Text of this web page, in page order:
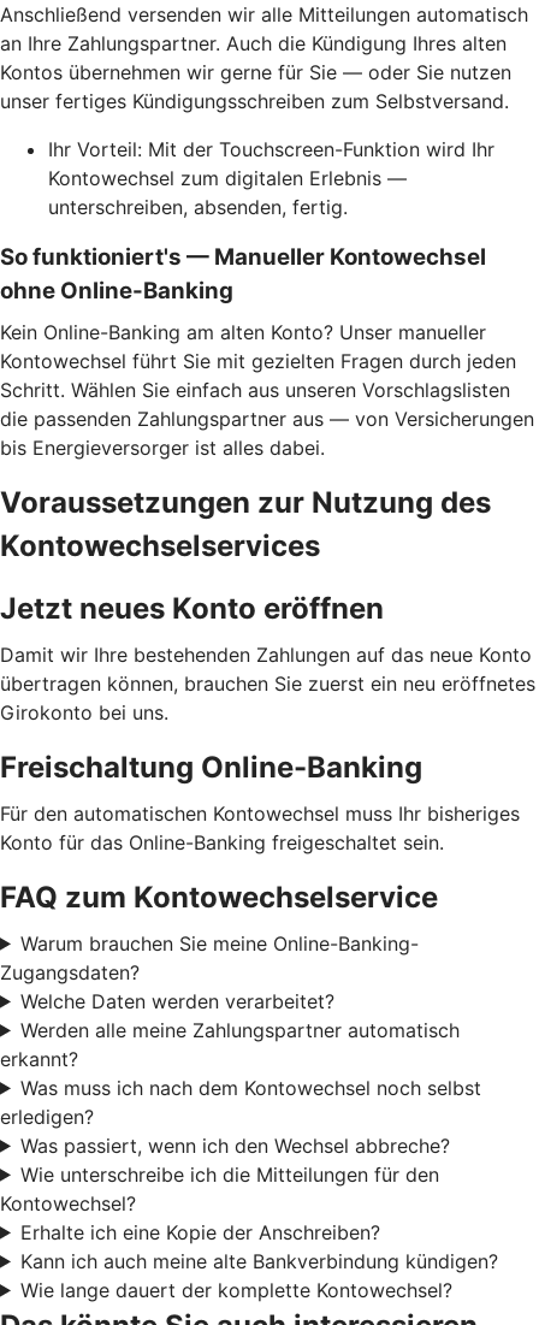
Anschließend versenden wir alle Mitteilungen automatisch
an Ihre Zahlungspartner. Auch die Kündigung Ihres alten
Kontos übernehmen wir gerne für Sie — oder Sie nutzen
unser fertiges Kündigungsschreiben zum Selbstversand.
Ihr Vorteil: Mit der Touchscreen-Funktion wird Ihr
Kontowechsel zum digitalen Erlebnis —
unterschreiben, absenden, fertig.
So funktioniert's — Manueller Kontowechsel
ohne Online-Banking
Kein Online-Banking am alten Konto? Unser manueller
Kontowechsel führt Sie mit gezielten Fragen durch jeden
Schritt. Wählen Sie einfach aus unseren Vorschlagslisten
die passenden Zahlungspartner aus — von Versicherungen
bis Energieversorger ist alles dabei.
Voraussetzungen zur Nutzung des
Kontowechselservices
Jetzt neues Konto eröffnen
Damit wir Ihre bestehenden Zahlungen auf das neue Konto
übertragen können, brauchen Sie zuerst ein neu eröffnetes
Girokonto bei uns.
Freischaltung Online-Banking
Für den automatischen Kontowechsel muss Ihr bisheriges
Konto für das Online-Banking freigeschaltet sein.
FAQ zum Kontowechselservice
Warum brauchen Sie meine Online-Banking-
Zugangsdaten?
Welche Daten werden verarbeitet?
Werden alle meine Zahlungspartner automatisch
erkannt?
Was muss ich nach dem Kontowechsel noch selbst
erledigen?
Was passiert, wenn ich den Wechsel abbreche?
Wie unterschreibe ich die Mitteilungen für den
Kontowechsel?
Erhalte ich eine Kopie der Anschreiben?
Kann ich auch meine alte Bankverbindung kündigen?
Wie lange dauert der komplette Kontowechsel?